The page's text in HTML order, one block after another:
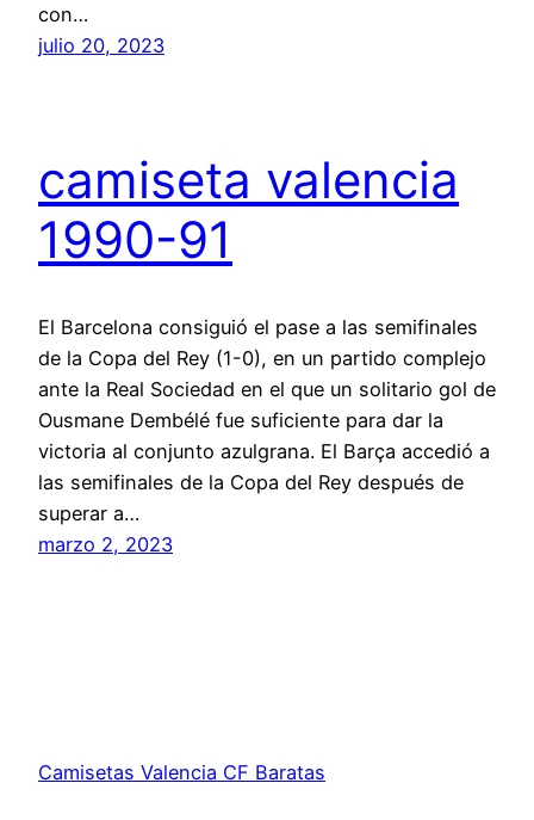
con…
julio 20, 2023
camiseta valencia
1990-91
El Barcelona consiguió el pase a las semifinales
de la Copa del Rey (1-0), en un partido complejo
ante la Real Sociedad en el que un solitario gol de
Ousmane Dembélé fue suficiente para dar la
victoria al conjunto azulgrana. El Barça accedió a
las semifinales de la Copa del Rey después de
superar a…
marzo 2, 2023
Camisetas Valencia CF Baratas